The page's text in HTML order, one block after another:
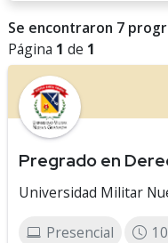
Se encontraron 7
Página 1 de 1
Pregrado en
Universidad Militar
Presencial